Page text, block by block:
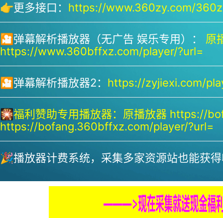
👉更多接口： https://www.360zy.com/
🎦弹幕解析播放器（无广告 娱乐专用）： 原
https://www.360bffxz.com/player/?url=
🎦弹幕解析播放器2： https://zyjiexi.com/
🎇福利赞助专用播放器： 原播放器 https://
https://bofang.360bffxz.com/player/?url=
🎉播放器计费系统，采集多家资源站也能获